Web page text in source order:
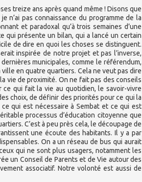
treize ans après quand même ! Disons que
n’ai pas connaissance du programme de la
et paradoxal qu’à trois semaines d’une
qui présente un bilan, qui a lancé un certain
de dire en quoi les choses se distinguent.
inspirée de notre projet et pas l’inverse,
municipales, comme le référendum,
en quatre quartiers. Cela ne veut pas dire
vie de proximité. On ne fait pas des conseils
qui fait la vie au quotidien, le savoir-vivre
choix, de définir des priorités pour ce qui la
qui est nécessaire à Sembat et ce qui est
processus d’éducation citoyenne que
C’est à peu près cela, le découpage de
une écoute des habitants. Il y a par
On a un réseau de bus qui aurait
qui ne sont plus usagers, notamment les
un Conseil de Parents et de Vie autour des
associatif. Notre volonté est aussi de